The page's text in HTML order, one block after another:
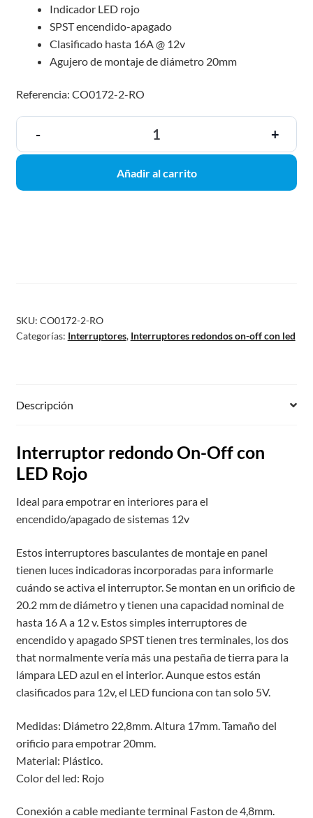
Indicador LED rojo
SPST encendido-apagado
Clasificado hasta 16A @ 12v
Agujero de montaje de diámetro 20mm
Referencia: CO0172-2-RO
- +
Añadir al carrito
SKU: CO0172-2-RO
Categorías: Interruptores, Interruptores redondos on-off con led
Descripción
Interruptor redondo On-Off con
LED Rojo
Ideal para empotrar en interiores para el
encendido/apagado de sistemas 12v
Estos interruptores basculantes de montaje en panel
tienen luces indicadoras incorporadas para informarle
cuándo se activa el interruptor. Se montan en un orificio de
20.2 mm de diámetro y tienen una capacidad nominal de
hasta 16 A a 12 v. Estos simples interruptores de
encendido y apagado SPST tienen tres terminales, los dos
that normalmente vería más una pestaña de tierra para la
lámpara LED azul en el interior. Aunque estos están
clasificados para 12v, el LED funciona con tan solo 5V.
Medidas: Diámetro 22,8mm. Altura 17mm. Tamaño del
orificio para empotrar 20mm.
Material: Plástico.
Color del led: Rojo
Conexión a cable mediante terminal Faston de 4,8mm.